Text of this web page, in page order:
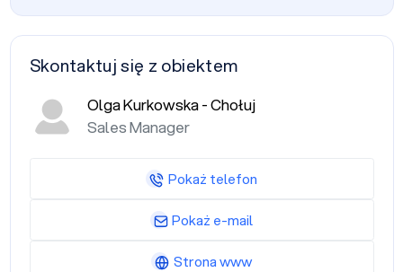
Skontaktuj się z obiektem
Olga Kurkowska - Chołuj
Sales Manager
Pokaż telefon
Pokaż e-mail
Strona www